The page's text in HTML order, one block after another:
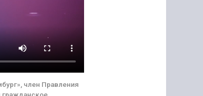
член Правления
гражданское